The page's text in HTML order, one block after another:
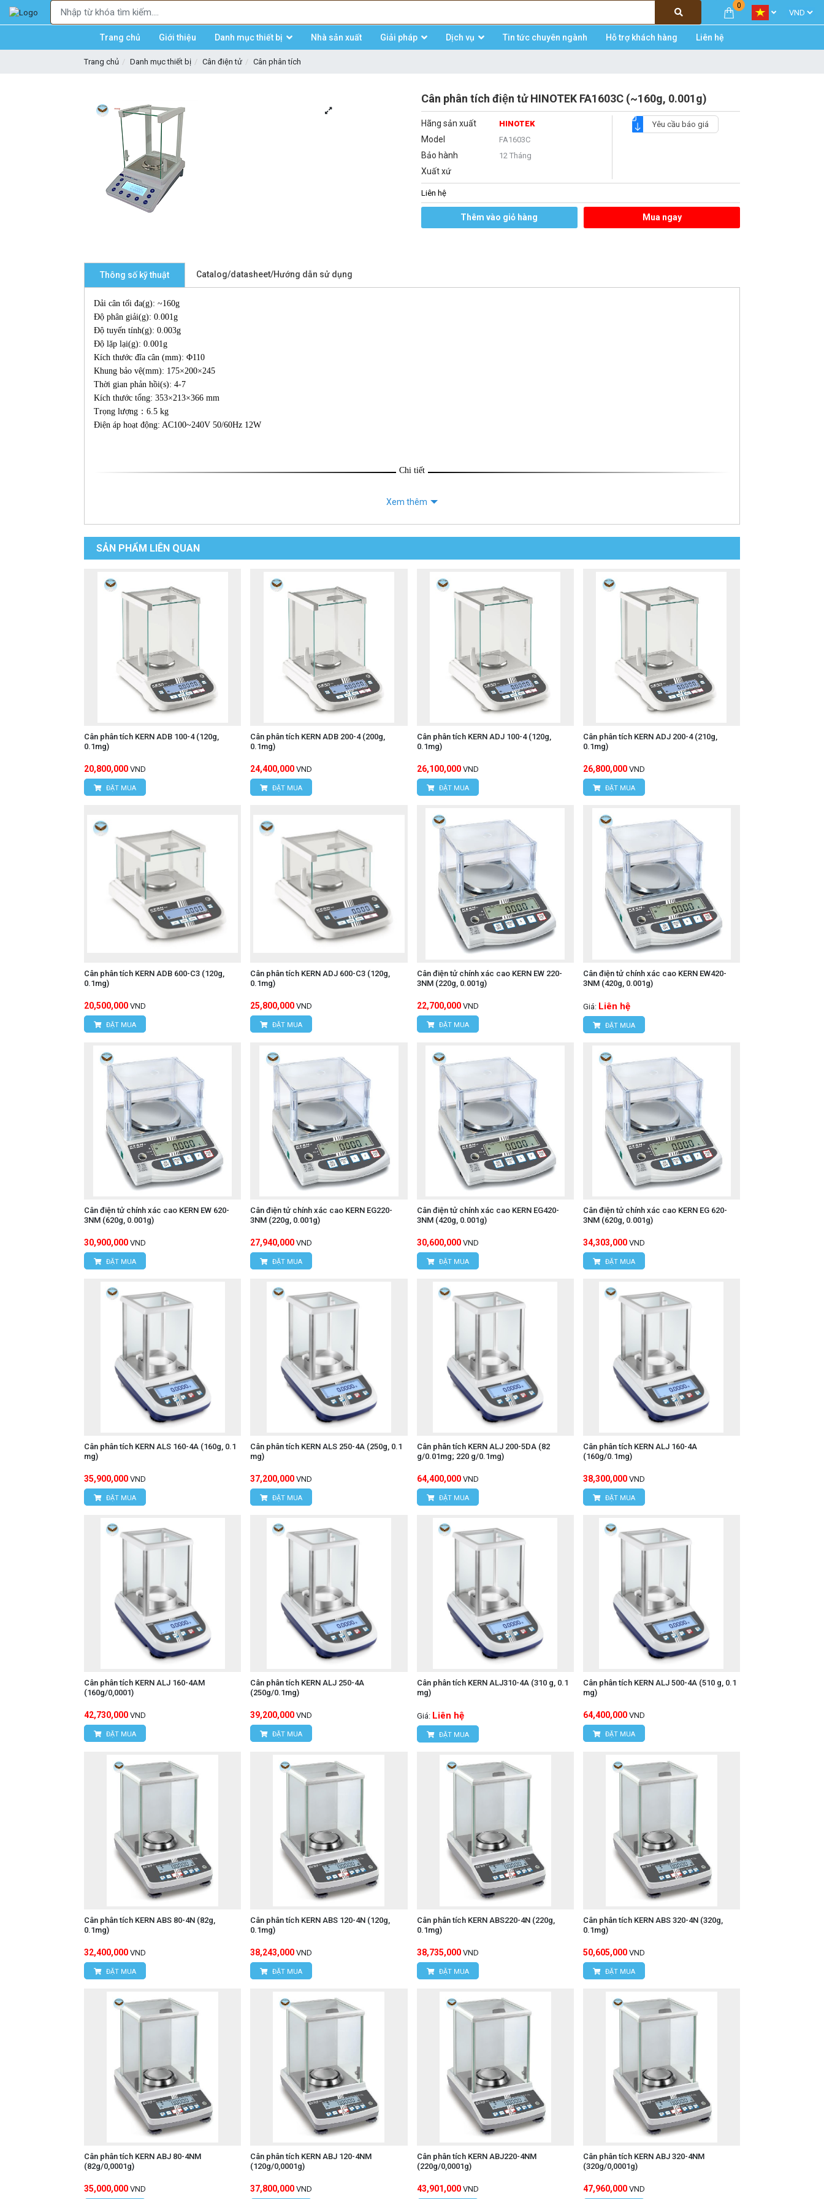
0
Trang chủ Giới thiệu Danh mục thiết bị Nhà sản xuất Giải pháp Dịch vụ Tin tức chuyên ngành Hỗ trợ khách hàng Liên hệ
Trang chủ Danh mục thiết bị Cân điện tử Cân phân tích
Cân phân tích điện tử HINOTEK FA1603C (~160g, 0.001g)
Hãng sản xuất HINOTEK
Model FA1603C
Bảo hành 12 Tháng
Xuất xứ
Yêu cầu báo giá
Liên hệ
Thêm vào giỏ hàng Mua ngay
Thông số kỹ thuật Catalog/datasheet/Hướng dẫn sử dụng
Dải cân tối đa(g): ~160g
Độ phân giải(g): 0.001g
Độ tuyến tính(g): 0.003g
Độ lặp lại(g): 0.001g
Kích thước đĩa cân (mm): Φ110
Khung bảo vệ(mm): 175×200×245
Thời gian phản hồi(s): 4-7
Kích thước tổng: 353×213×366 mm
Trọng lượng：6.5 kg
Điện áp hoạt động: AC100~240V 50/60Hz 12W
Chi tiết
Xem thêm
SẢN PHẨM LIÊN QUAN
Cân phân tích KERN ADB 100-4 (120g,
0.1mg)
20,800,000 VND
ĐẶT MUA
Cân phân tích KERN ADB 200-4 (200g,
0.1mg)
24,400,000 VND
ĐẶT MUA
Cân phân tích KERN ADJ 100-4 (120g,
0.1mg)
26,100,000 VND
ĐẶT MUA
Cân phân tích KERN ADJ 200-4 (210g,
0.1mg)
26,800,000 VND
ĐẶT MUA
Cân phân tích KERN ADB 600-C3 (120g,
0.1mg)
20,500,000 VND
ĐẶT MUA
Cân phân tích KERN ADJ 600-C3 (120g,
0.1mg)
25,800,000 VND
ĐẶT MUA
Cân điện tử chính xác cao KERN EW 220-
3NM (220g, 0.001g)
22,700,000 VND
ĐẶT MUA
Cân điện tử chính xác cao KERN EW420-
3NM (420g, 0.001g)
Giá: Liên hệ
ĐẶT MUA
Cân điện tử chính xác cao KERN EW 620-
3NM (620g, 0.001g)
30,900,000 VND
ĐẶT MUA
Cân điện tử chính xác cao KERN EG220-
3NM (220g, 0.001g)
27,940,000 VND
ĐẶT MUA
Cân điện tử chính xác cao KERN EG420-
3NM (420g, 0.001g)
30,600,000 VND
ĐẶT MUA
Cân điện tử chính xác cao KERN EG 620-
3NM (620g, 0.001g)
34,303,000 VND
ĐẶT MUA
Cân phân tích KERN ALS 160-4A (160g, 0.1
mg)
35,900,000 VND
ĐẶT MUA
Cân phân tích KERN ALS 250-4A (250g, 0.1
mg)
37,200,000 VND
ĐẶT MUA
Cân phân tích KERN ALJ 200-5DA (82
g/0.01mg; 220 g/0.1mg)
64,400,000 VND
ĐẶT MUA
Cân phân tích KERN ALJ 160-4A
(160g/0.1mg)
38,300,000 VND
ĐẶT MUA
Cân phân tích KERN ALJ 160-4AM
(160g/0,0001)
42,730,000 VND
ĐẶT MUA
Cân phân tích KERN ALJ 250-4A
(250g/0.1mg)
39,200,000 VND
ĐẶT MUA
Cân phân tích KERN ALJ310-4A (310 g, 0.1
mg)
Giá: Liên hệ
ĐẶT MUA
Cân phân tích KERN ALJ 500-4A (510 g, 0.1
mg)
64,400,000 VND
ĐẶT MUA
Cân phân tích KERN ABS 80-4N (82g,
0.1mg)
32,400,000 VND
ĐẶT MUA
Cân phân tích KERN ABS 120-4N (120g,
0.1mg)
38,243,000 VND
ĐẶT MUA
Cân phân tích KERN ABS220-4N (220g,
0.1mg)
38,735,000 VND
ĐẶT MUA
Cân phân tích KERN ABS 320-4N (320g,
0.1mg)
50,605,000 VND
ĐẶT MUA
Cân phân tích KERN ABJ 80-4NM
(82g/0,0001g)
35,000,000 VND
Cân phân tích KERN ABJ 120-4NM
(120g/0,0001g)
37,800,000 VND
Cân phân tích KERN ABJ220-4NM
(220g/0,0001g)
43,901,000 VND
Cân phân tích KERN ABJ 320-4NM
(320g/0,0001g)
47,960,000 VND